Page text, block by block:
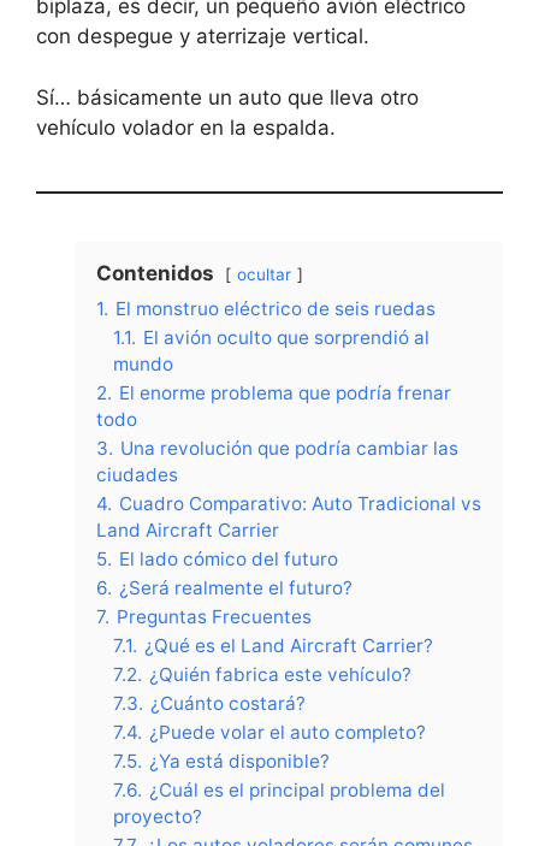
biplaza, es decir, un pequeño avión eléctrico
con despegue y aterrizaje vertical.
Sí… básicamente un auto que lleva otro
vehículo volador en la espalda.
Contenidos ocultar
1. El monstruo eléctrico de seis ruedas
1.1. El avión oculto que sorprendió al
mundo
2. El enorme problema que podría frenar
todo
3. Una revolución que podría cambiar las
ciudades
4. Cuadro Comparativo: Auto Tradicional vs
Land Aircraft Carrier
5. El lado cómico del futuro
6. ¿Será realmente el futuro?
7. Preguntas Frecuentes
7.1. ¿Qué es el Land Aircraft Carrier?
7.2. ¿Quién fabrica este vehículo?
7.3. ¿Cuánto costará?
7.4. ¿Puede volar el auto completo?
7.5. ¿Ya está disponible?
7.6. ¿Cuál es el principal problema del
proyecto?